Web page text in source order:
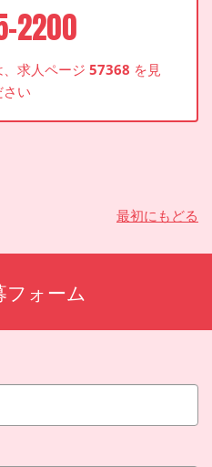
2200
、求人ページ57368 を見
い
最初にもどる
フォーム